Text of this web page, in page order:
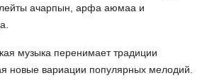
ачарпын, арфа аюмаа и
музыка перенимает традиции
новые вариации популярных мелодий.